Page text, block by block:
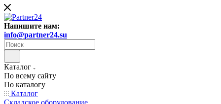
Напишите нам:
info@partner24.su
Каталог
По всему сайту
По каталогу
Каталог
Складское оборудование